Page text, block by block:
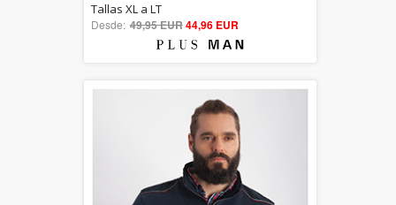
out of 5
Tallas XL a LT
Desde: 49,95 EUR44,96 EUR